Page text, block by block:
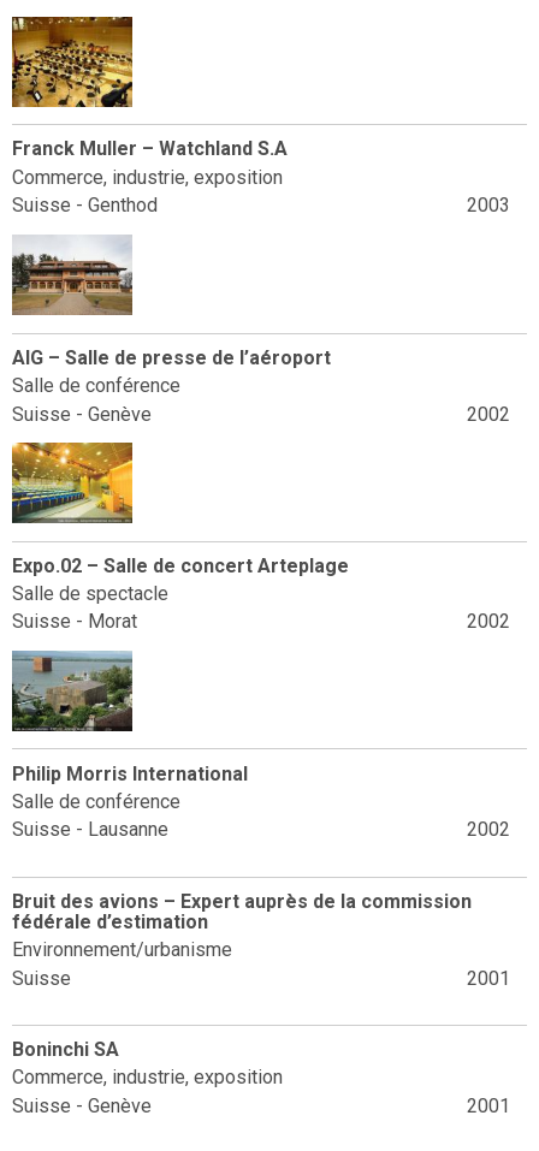
Franck Muller – Watchland S.A
Commerce, industrie, exposition
2003
Suisse - Genthod
AIG – Salle de presse de l’aéroport
Salle de conférence
2002
Suisse - Genève
Expo.02 – Salle de concert Arteplage
Salle de spectacle
2002
Suisse - Morat
Philip Morris International
Salle de conférence
2002
Suisse - Lausanne
Bruit des avions – Expert auprès de la commission
fédérale d’estimation
Environnement/urbanisme
2001
Suisse
Boninchi SA
Commerce, industrie, exposition
2001
Suisse - Genève